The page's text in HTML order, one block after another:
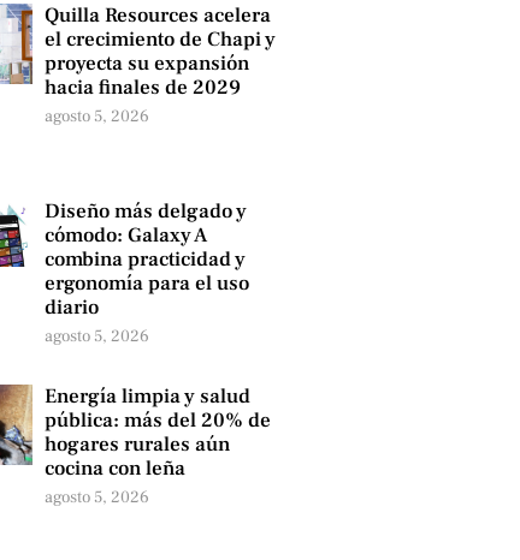
Quilla Resources acelera
el crecimiento de Chapi y
proyecta su expansión
hacia finales de 2029
agosto 5, 2026
Diseño más delgado y
cómodo: Galaxy A
combina practicidad y
ergonomía para el uso
diario
agosto 5, 2026
Energía limpia y salud
pública: más del 20% de
hogares rurales aún
cocina con leña
agosto 5, 2026